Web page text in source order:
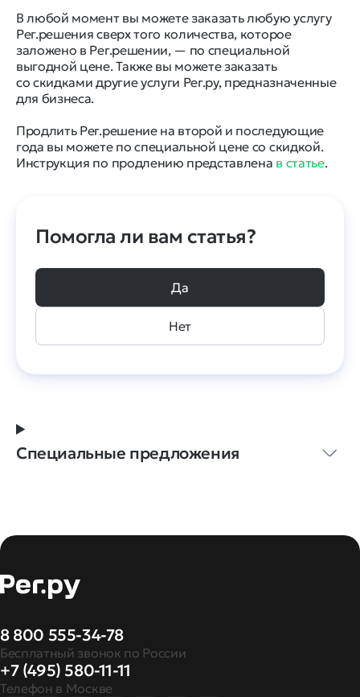
В любой момент вы можете заказать любую услугу
Рег.решения сверх того количества, которое
заложено в Рег.решении, — по специальной
выгодной цене. Также вы можете заказать
со скидками другие услуги Рег.ру, предназначенные
для бизнеса.
Продлить Рег.решение на второй и последующие
года вы можете по специальной цене со скидкой.
Инструкция по продлению представлена в статье.
Помогла ли вам статья?
Да
Нет
Специальные предложения
8 800 555-34-78
Бесплатный звонок по России
+7 (495) 580-11-11
Телефон в Москве